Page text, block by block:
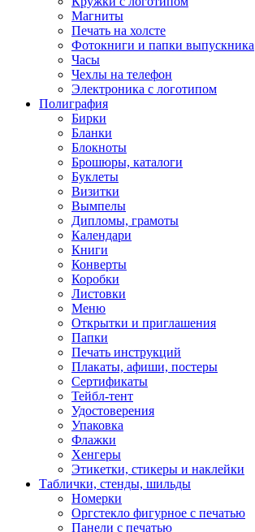
Магниты
Печать на холсте
Фотокниги и папки выпускника
Часы
Чехлы на телефон
Электроника с логотипом
Полиграфия
Бирки
Бланки
Блокноты
Брошюры, каталоги
Буклеты
Визитки
Вымпелы
Дипломы, грамоты
Календари
Книги
Конверты
Коробки
Листовки
Меню
Открытки и приглашения
Папки
Печать инструкций
Плакаты, афиши, постеры
Сертификаты
Тейбл-тент
Удостоверения
Упаковка
Флажки
Хенгеры
Этикетки, стикеры и наклейки
Таблички, стенды, шильды
Номерки
Оргстекло фигурное с печатью
Панели с печатью